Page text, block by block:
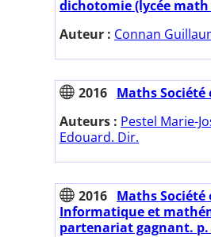
dichotomie (lycée math
Auteur : Connan
2016 Maths Société
Auteurs : Pestel Marie-
Edouard. Dir.
2016 Maths Société
Informatique et
partenariat gagnant. p.